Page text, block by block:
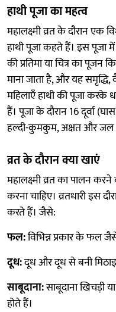
हाथी पूजा का महत्व
महालक्ष्मी व्रत के दौरान एक
हाथी पूजा कहते हैं। इस पूजा में
की प्रतिमा या चित्र का पूजन
माना जाता है, और यह
महिलाएँ हाथी की पूजा करके
हैं। पूजा के दौरान 16 दूर्वा
हल्दी-कुमकुम, अक्षत और जल
व्रत के दौरान क्या खाएं
महालक्ष्मी व्रत का पालन
करना चाहिए। व्रतधारी इस
करते हैं। जैसे:
फल:विभिन्न प्रकार के फल
दूध:दूध और दूध से बनी
साबूदाना:साबूदाना खिचड़ी
होते हैं।